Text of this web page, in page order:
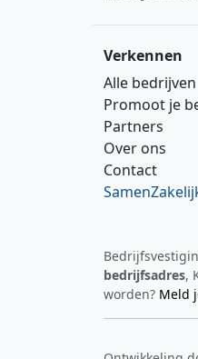
Verkennen
Alle bedrijven
Promoot je
Partners
Over ons
Contact
bedrijfsadres,
worden? Meld